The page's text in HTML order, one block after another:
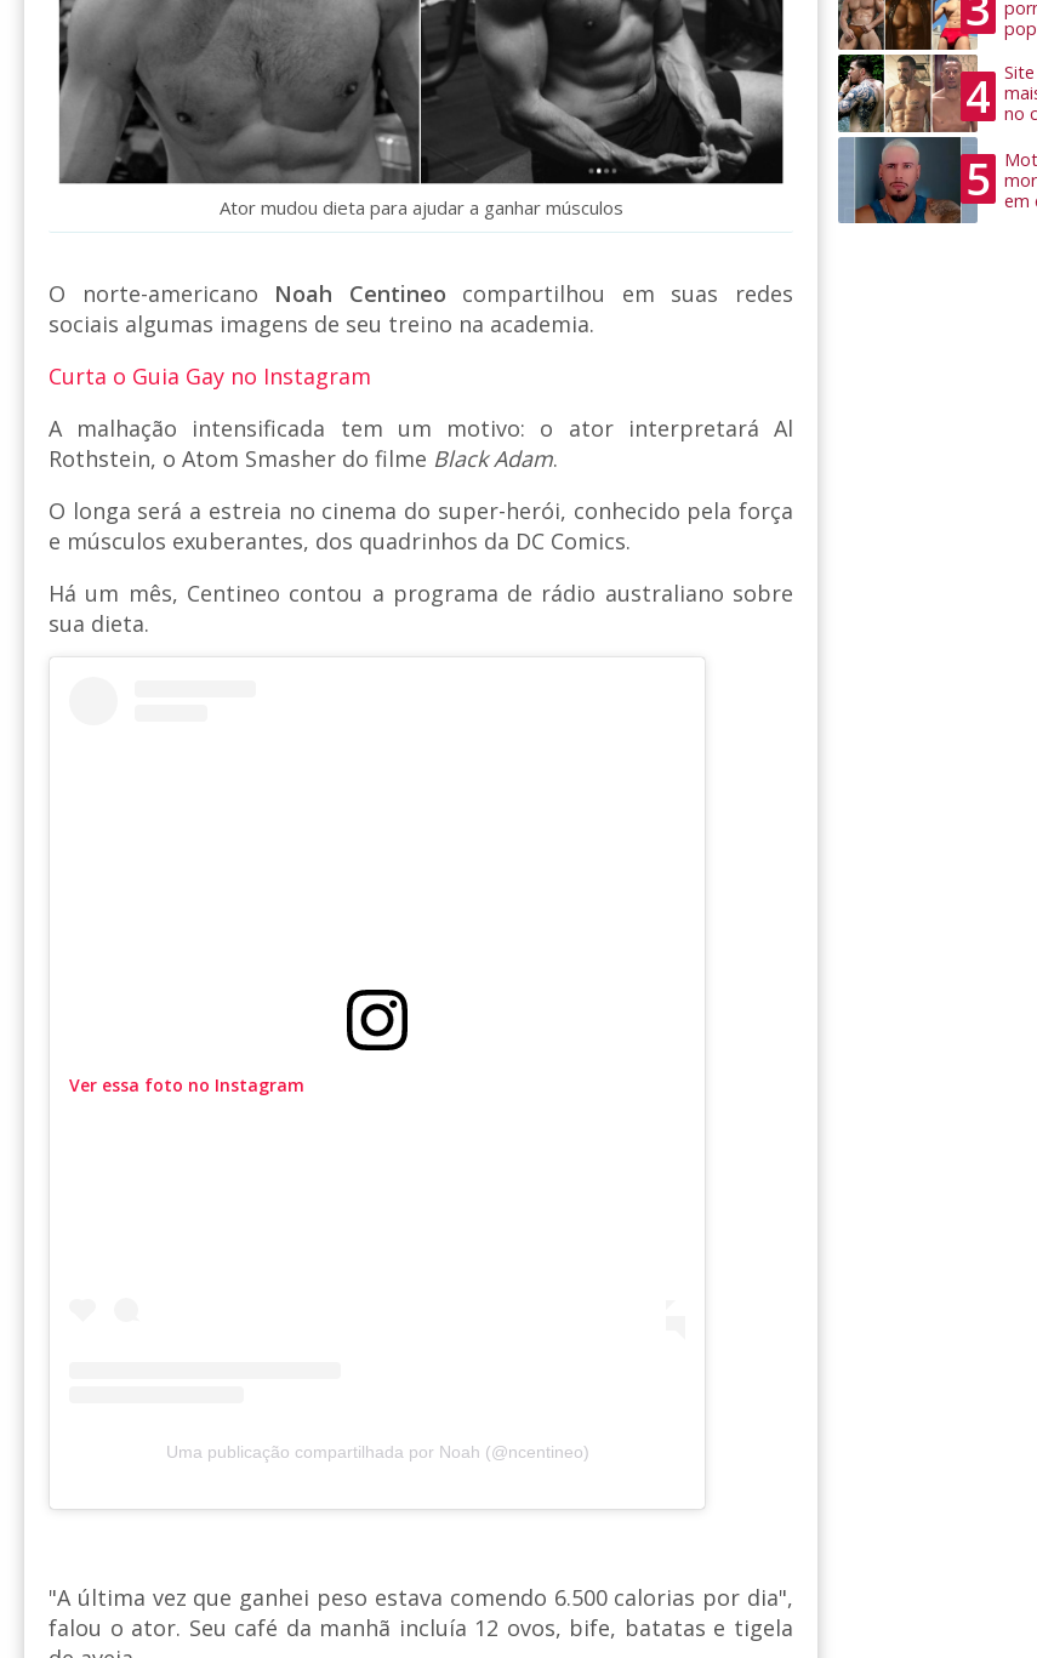
Ator mudou dieta para ajudar a ganhar músculos
O norte-americano Noah Centineo compartilhou em suas redes
sociais algumas imagens de seu treino na academia.
Curta o Guia Gay no Instagram
A malhação intensificada tem um motivo: o ator interpretará Al
Rothstein, o Atom Smasher do filme Black Adam.
O longa será a estreia no cinema do super-herói, conhecido pela força
e músculos exuberantes, dos quadrinhos da DC Comics.
Há um mês, Centineo contou a programa de rádio australiano sobre
sua dieta.
Ver essa foto no Instagram
Uma publicação compartilhada por Noah (@ncentineo)
"A última vez que ganhei peso estava comendo 6.500 calorias por dia",
falou o ator. Seu café da manhã incluía 12 ovos, bife, batatas e tigela
4
no
5
em